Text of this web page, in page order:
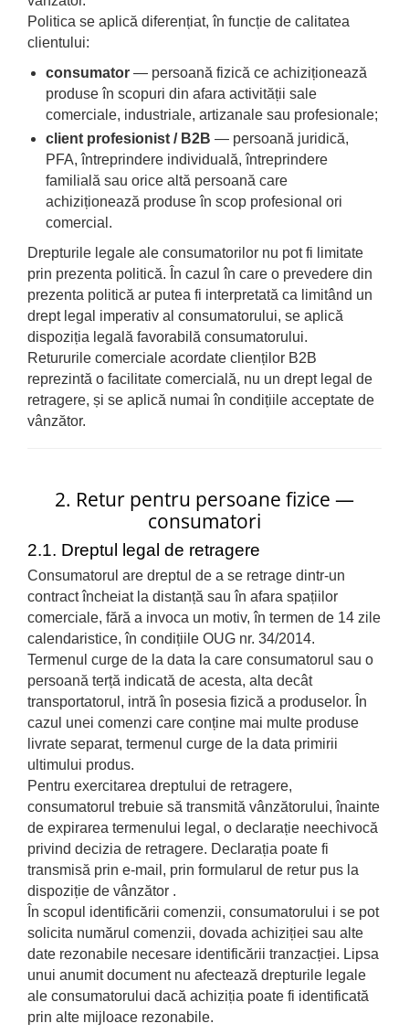
Lanturi catarg
Glisiere
Alte piese catarg
Transmisie
Pompe transmisie
Discuri transmisie
Cardan
Ambreiaj
Convertizoare
Alte piese transmisie
Alimentare
Pompe alimentare
Pompe injectie
Duze injector
Vaporizatoare
Solenoid
Carburator
Sistem franare
Pompe frana
Pistoane frana
Saboti frana
Placute frana
Tamburi frana
Cabluri frana de mana
Alte piese sistem franare
Sistem hidraulic
Pompe hidraulice
Distribuitoare hidraulice
Alte piese sistem hidraulic
Sisteme directie
Cilindri directie
Casete directie
Fuzete
Bielete
Alte piese sistem directie
Politica se aplică diferențiat, în funcție de calitatea
clientului:
consumator — persoană fizică ce achiziționează
produse în scopuri din afara activității sale
comerciale, industriale, artizanale sau profesionale;
client profesionist / B2B — persoană juridică,
PFA, întreprindere individuală, întreprindere
familială sau orice altă persoană care
achiziționează produse în scop profesional ori
comercial.
Drepturile legale ale consumatorilor nu pot fi limitate
prin prezenta politică. În cazul în care o prevedere din
prezenta politică ar putea fi interpretată ca limitând un
drept legal imperativ al consumatorului, se aplică
dispoziția legală favorabilă consumatorului.
Retururile comerciale acordate clienților B2B
reprezintă o facilitate comercială, nu un drept legal de
retragere, și se aplică numai în condițiile acceptate de
vânzător.
2. Retur pentru persoane fizice —
consumatori
2.1. Dreptul legal de retragere
Consumatorul are dreptul de a se retrage dintr-un
contract încheiat la distanță sau în afara spațiilor
comerciale, fără a invoca un motiv, în termen de 14 zile
calendaristice, în condițiile OUG nr. 34/2014.
Termenul curge de la data la care consumatorul sau o
persoană terță indicată de acesta, alta decât
transportatorul, intră în posesia fizică a produselor. În
cazul unei comenzi care conține mai multe produse
livrate separat, termenul curge de la data primirii
ultimului produs.
Pentru exercitarea dreptului de retragere,
consumatorul trebuie să transmită vânzătorului, înainte
de expirarea termenului legal, o declarație neechivocă
privind decizia de retragere. Declarația poate fi
transmisă prin e-mail, prin formularul de retur pus la
dispoziție de vânzător .
În scopul identificării comenzii, consumatorului i se pot
solicita numărul comenzii, dovada achiziției sau alte
date rezonabile necesare identificării tranzacției. Lipsa
unui anumit document nu afectează drepturile legale
ale consumatorului dacă achiziția poate fi identificată
prin alte mijloace rezonabile.